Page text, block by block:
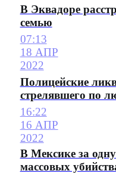
В Эквадоре
семью
07:13
18 АПР
2022
Полицейские
стрелявшего по
16:22
16 АПР
2022
В Мексике за
массовых